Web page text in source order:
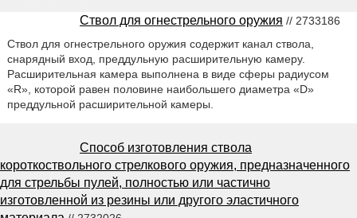
Ствол для огнестрельного оружия // 2733186
Ствол для огнестрельного оружия содержит канал ствола,
снарядный вход, преддульную расширительную камеру.
Расширительная камера выполнена в виде сферы радиусом
«R», которой равен половине наибольшего диаметра «D»
преддульной расширительной камеры.
Способ изготовления ствола
короткоствольного стрелкового оружия, предназначенного
для стрельбы пулей, полностью или частично
изготовленной из резины или другого эластичного